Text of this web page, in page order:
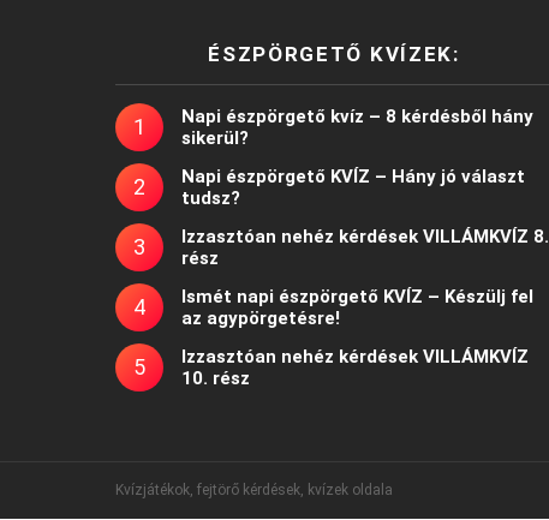
ÉSZPÖRGETŐ KVÍZEK:
Napi észpörgető kvíz – 8 kérdésből hány
sikerül?
Napi észpörgető KVÍZ – Hány jó választ
tudsz?
Izzasztóan nehéz kérdések VILLÁMKVÍZ 8.
rész
Ismét napi észpörgető KVÍZ – Készülj fel
az agypörgetésre!
Izzasztóan nehéz kérdések VILLÁMKVÍZ
10. rész
Kvízjátékok, fejtörő kérdések, kvízek oldala